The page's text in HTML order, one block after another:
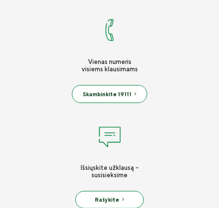
Vienas numeris
visiems klausimams
Skambinkite 19111
Išsiųskite užklausą -
susisieksime
Rašykite